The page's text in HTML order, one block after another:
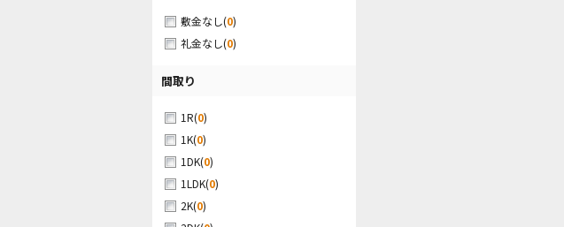
敷金なし(0)
礼金なし(0)
間取り
1R(0)
1K(0)
1DK(0)
1LDK(0)
2K(0)